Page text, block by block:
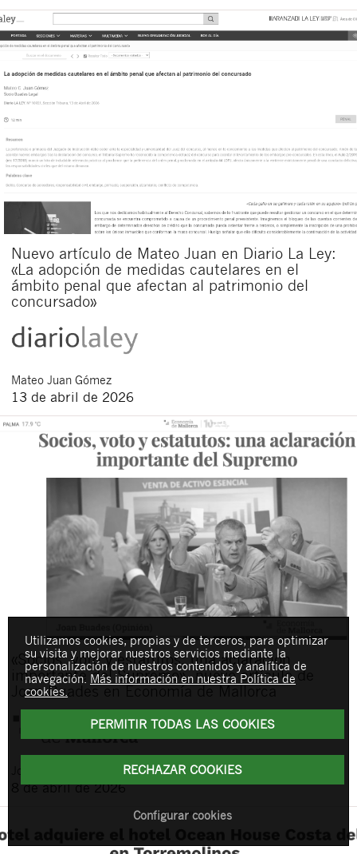
Nuevo artículo de Mateo Juan en Diario La Ley:
«La adopción de medidas cautelares en el
ámbito penal que afectan al patrimonio del
concursado»
Mateo Juan Gómez
13 de abril de 2026
«Socios, voto y estatutos: una aclaración
importante del Supremo», nuevo artículo de
Joan Buades en Economía de Mallorca
8 de abril de 2026
Utilizamos cookies, propias y de terceros, para optimizar
su visita y mejorar nuestros servicios mediante la
personalización de nuestros contenidos y analítica de
navegación. Más información en nuestra Política de
cookies.
PERMITIR TODAS LAS COOKIES
RECHAZAR COOKIES
Configurar cookies